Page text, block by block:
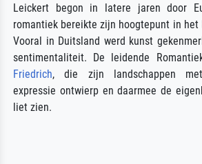
Leickert begon in latere jaren door
romantiek bereikte zijn hoogtepunt in het
Vooral in Duitsland werd kunst
sentimentaliteit. De leidende
Friedrich, die zijn landschappen
expressie ontwierp en daarmee de
liet zien.